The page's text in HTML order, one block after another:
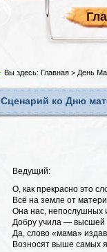
Вы здесь: Главная > День
Сценарий ко Дню
Ведущий:
О, как прекрасно это
Всё на земле от
Она нас, непослушных
Добру учила — высшей
Да, слово «мама»
Возносят выше самых